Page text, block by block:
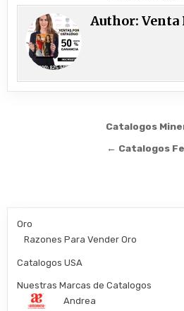
Author:Venta
navigation
Catalogos
← Catalogos
Oro
Razones Para Vender Oro
Catalogos USA
Nuestras Marcas de Catalogos
Andrea